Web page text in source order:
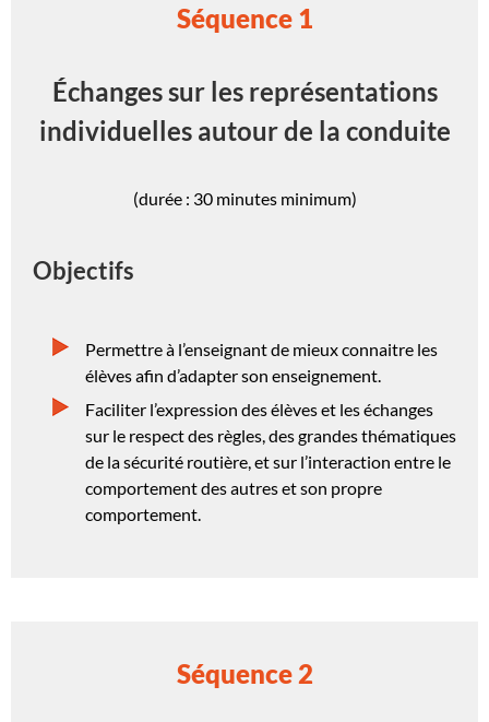
Séquence 1
Échanges sur les représentations
individuelles autour de la conduite
(durée : 30 minutes minimum)
Objectifs
Permettre à l’enseignant de mieux connaitre les
élèves afin d’adapter son enseignement.
Faciliter l’expression des élèves et les échanges
sur le respect des règles, des grandes thématiques
de la sécurité routière, et sur l’interaction entre le
comportement des autres et son propre
comportement.
Séquence 2